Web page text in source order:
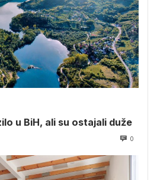
u BiH, ali su ostajali duže
0